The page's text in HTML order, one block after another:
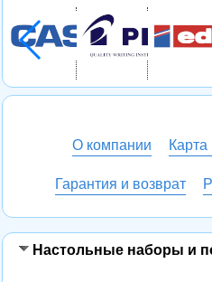
Настольные наборы и
О компании Карта
Гарантия и возврат